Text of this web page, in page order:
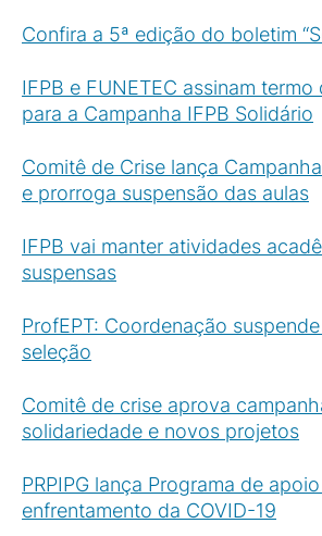
Confira a 5ª edição do boletim
IFPB e FUNETEC assinam
para a Campanha IFPB Solidário
Comitê de Crise lança
e prorroga suspensão das aulas
IFPB vai manter atividades
suspensas
ProfEPT: Coordenação
seleção
Comitê de crise aprova
solidariedade e novos projetos
PRPIPG lança Programa de
enfrentamento da COVID-19